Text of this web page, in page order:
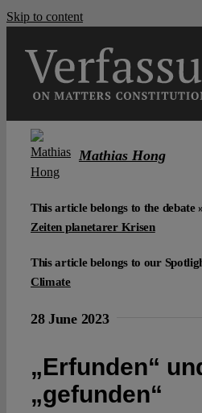
Skip to content
Mathias Hong
This article belongs to the debate
Zeiten planetarer Krisen
This article belongs to our
Climate
28 June 2023
„Erfunden“
„gefunden“